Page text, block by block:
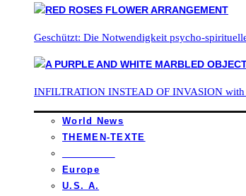
Geschützt: Die Notwendigkeit psycho-
INFILTRATION INSTEAD OF INVASION
World News
THEMEN-TEXTE
Europe
U.S. A.